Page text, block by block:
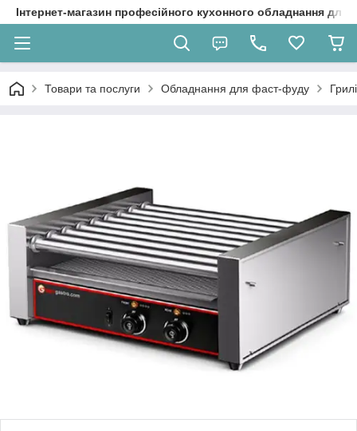
Інтернет-магазин професійного кухонного обладнання
Товари та послуги Обладнання для фаст-фуду